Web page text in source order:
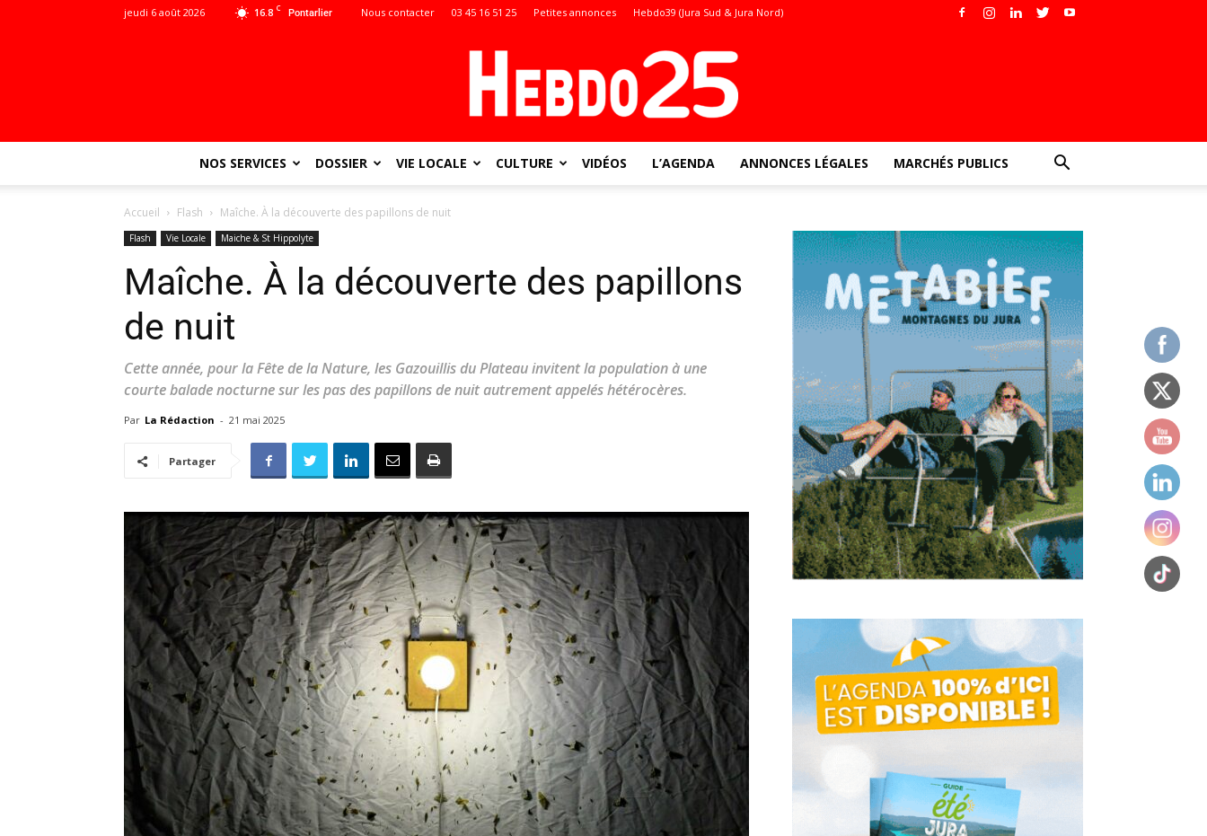
16.8 C Pontarlier
jeudi 6 août 2026 Nous contacter 03 45 16 51 25 Petites annonces Hebdo39 (Jura Sud & Jura Nord)
:
locale
–
NOS SERVICES DOSSIER VIE LOCALE CULTURE VIDÉOS L’AGENDA ANNONCES LÉGALES MARCHÉS PUBLICS
Accueil Flash Maîche. À la découverte des papillons de nuit
Flash Vie Locale Maiche & St Hippolyte
Maîche. À la découverte des papillons
de nuit
Cette année, pour la Fête de la Nature, les Gazouillis du Plateau invitent la population à une
courte balade nocturne sur les pas des papillons de nuit autrement appelés hétérocères.
Par La Rédaction - 21 mai 2025
Partager